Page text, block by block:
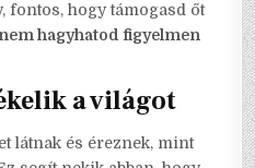
fontos, hogy támogasd őt
hagyhatod figyelmen
a világot
látnak és éreznek, mint